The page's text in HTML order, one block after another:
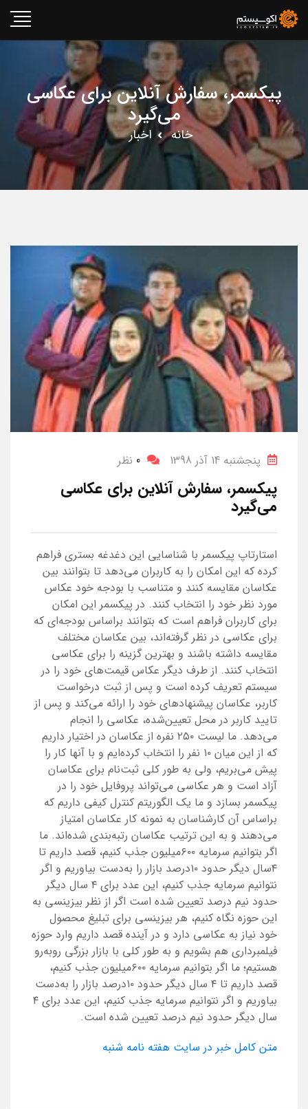
پیکسمر، سفارش آنلاین برای عکاسی
می‌گیرد
خانه اخبار
پنجشنبه 14 آذر 1398 0 نظر
پیکسمر، سفارش آنلاین برای عکاسی
می‌گیرد
استارتاپ پیکسمر با شناسایی این دغدغه بستری فراهم
کرده ‌که این امکان را به کاربران می‌دهد تا بتوانند بین
عکاسان مقایسه کنند و متناسب با بودجه خود عکاس
مورد نظر خود را انتخاب کنند. در پیکسمر این امکان
برای کاربران فراهم است که بتوانند براساس بودجه‌ای که
برای عکاسی در نظر گرفته‌اند، بین عکاسان مختلف
مقایسه داشته باشند و بهترین گزینه را برای عکاسی
انتخاب کنند. از طرف دیگر عکاس قیمت‌های خود را در
سیستم تعریف کرده است و پس از ثبت درخواست
کاربر، عکاسان پیشنهادهای خود را ارائه می‌کند و پس از
تایید کاربر در محل تعیین‌شده، عکاسی را انجام
می‌دهد. ما لیست ۲۵۰ نفره از عکاسان در اختیار داریم
که از این میان ۱۰ نفر را انتخاب کرده‌ایم و با آنها کار را
پیش می‌بریم، ولی به طور کلی ثبت‌نام برای عکاسان
آزاد است و هر عکاسی می‌تواند پروفایل خود را در
پیکسمر بسازد و ما یک الگوریتم کنترل کیفی داریم که
براساس آن کارشناسان به نمونه کار عکاسان امتیاز
می‌دهند و به این ترتیب عکاسان رتبه‌بندی شده‌اند. ما
اگر بتوانیم سرمایه ۶۰۰‌میلیون جذب کنیم، قصد داریم تا
۴سال دیگر حدود ۱۰‌درصد بازار را به‌دست بیاوریم و اگر
نتوانیم سرمایه جذب کنیم، این عدد برای ۴ سال دیگر
حدود نیم درصد تعیین شده است اگر ‌از نظر بیزینسی به
این حوزه نگاه کنیم، هر بیزینسی برای تبلیغ محصول
خود نیاز به عکاسی دارد و در آینده قصد داریم وارد حوزه
فیلمبرداری هم بشویم و به طور کلی با بازار بزرگی روبه‌رو
هستیم؛ ما اگر بتوانیم سرمایه ۶۰۰‌میلیون جذب کنیم،
قصد داریم تا ۴ سال دیگر حدود ۱۰‌درصد بازار را به‌دست
بیاوریم و اگر نتوانیم سرمایه جذب کنیم، این عدد برای ۴
سال دیگر حدود نیم درصد تعیین شده است.
متن کامل خبر در سایت هفته نامه شنبه